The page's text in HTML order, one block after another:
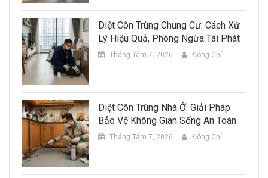
Diệt Côn Trùng Chung Cư: Cách Xử
Lý Hiệu Quả, Phòng Ngừa Tái Phát
Tháng Tám 7, 2026 Đông Chí
Diệt Côn Trùng Nhà Ở: Giải Pháp
Bảo Vệ Không Gian Sống An Toàn
Tháng Tám 7, 2026 Đông Chí